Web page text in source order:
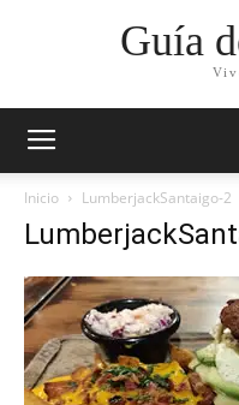
Guía
Inicio LumberjackSantaigo-2